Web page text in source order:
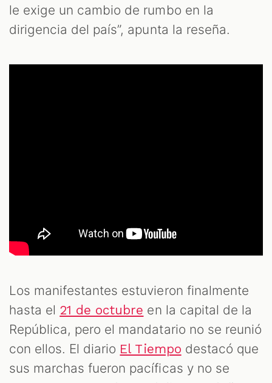
le exige un cambio de rumbo en la
dirigencia del país”, apunta la reseña.
Los manifestantes estuvieron finalmente
hasta el 21 de octubre en la capital de la
República, pero el mandatario no se reunió
con ellos. El diario El Tiempo destacó que
sus marchas fueron pacíficas y no se